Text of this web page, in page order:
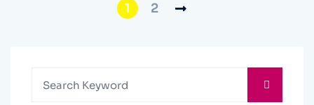
1 2